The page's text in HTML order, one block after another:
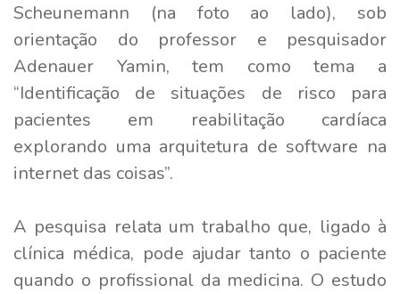
Scheunemann (na foto ao lado), sob
orientação do professor e pesquisador
Adenauer Yamin, tem como tema a
“Identificação de situações de risco para
pacientes em reabilitação cardíaca
explorando uma arquitetura de software na
internet das coisas”.
A pesquisa relata um trabalho que, ligado à
clínica médica, pode ajudar tanto o paciente
quando o profissional da medicina. O estudo